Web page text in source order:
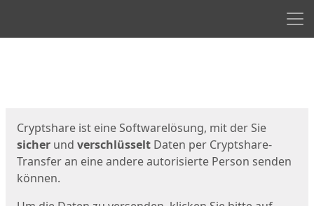
Cryptshare ist eine Softwarelösung, mit der Sie
sicher und verschlüsselt Daten per Cryptshare-
Transfer an eine andere autorisierte Person senden
können.